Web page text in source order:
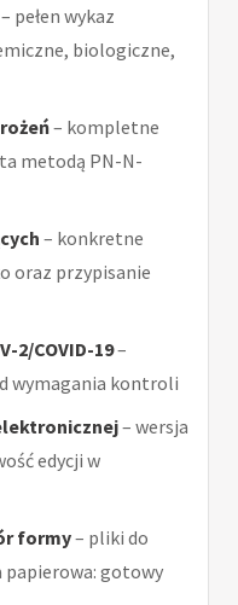
– pełen wykaz
biologiczne,
– kompletne
metodą PN-N-
– konkretne
oraz przypisanie
2/COVID-19–
wymagania kontroli
– wersja
edycji w
formy– pliki do
papierowa: gotowy